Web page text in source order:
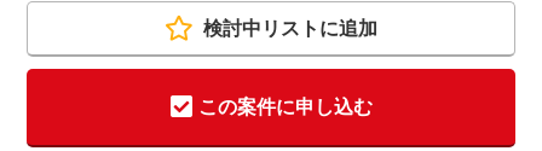
検討中リストに追加
この案件に申し込む